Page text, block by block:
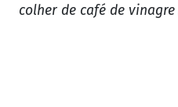
colher de café de